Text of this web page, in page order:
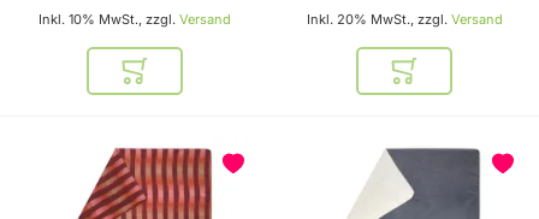
Inkl. 10% MwSt., zzgl. Versand
In den Warenkorb
Inkl. 20% MwSt., zzgl. Versand
In den